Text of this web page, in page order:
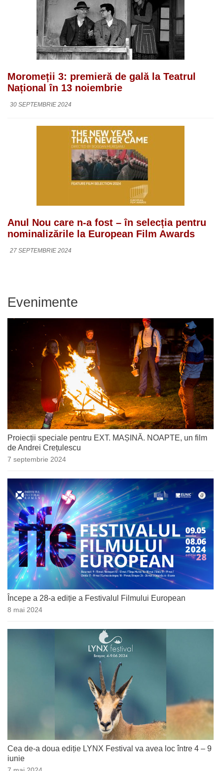
Moromeții 3: premieră de gală la Teatrul
Național în 13 noiembrie
30 SEPTEMBRIE 2024
Anul Nou care n-a fost – în selecția pentru
nominalizările la European Film Awards
27 SEPTEMBRIE 2024
Evenimente
Proiecții speciale pentru EXT. MAȘINĂ. NOAPTE, un film
de Andrei Crețulescu
7 septembrie 2024
Începe a 28-a ediție a Festivalul Filmului European
8 mai 2024
Cea de-a doua ediție LYNX Festival va avea loc între 4 – 9
iunie